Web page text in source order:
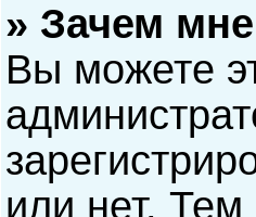
» Зачем
Вы можете
или нет.